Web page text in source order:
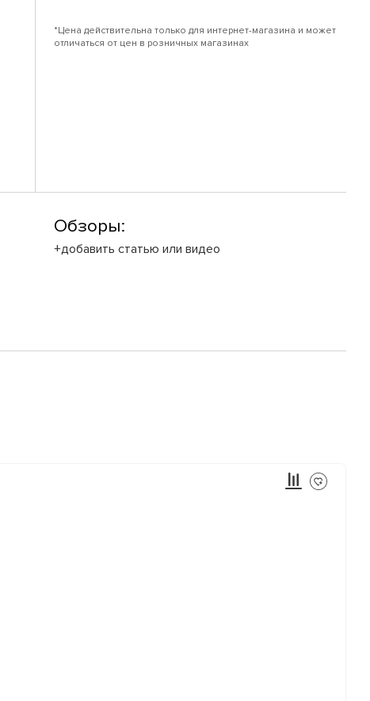
*Цена действительна только для интернет-магазина и может
отличаться от цен в розничных магазинах
Обзоры:
+добавить статью или видео